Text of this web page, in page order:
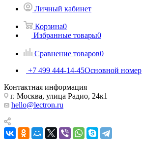
Личный кабинет
Корзина0
Избранные товары0
Сравнение товаров0
+7 499 444-14-45Основной номер
Контактная информация
г. Москва, улица Радио, 24к1
hello@lectron.ru